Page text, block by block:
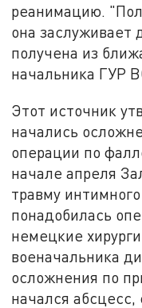
реанимацию.
она заслуживает
получена из
начальника ГУР
Этот источник
начались
операции по
начале апреля
травму
понадобилась
немецкие
военачальника
осложнения по
начался